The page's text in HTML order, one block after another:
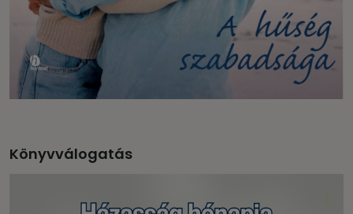
Könyvválogatás